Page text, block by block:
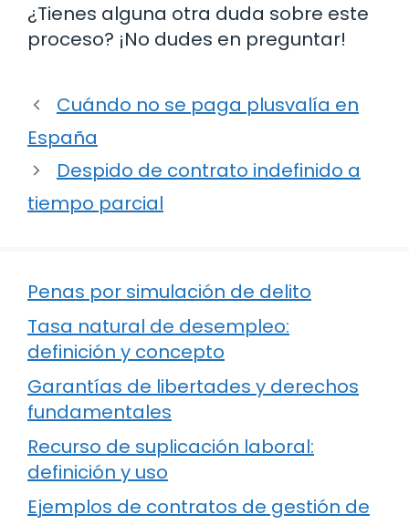
¿Tienes alguna otra duda sobre este
proceso? ¡No dudes en preguntar!
Cuándo no se paga plusvalía en
España
Despido de contrato indefinido a
tiempo parcial
Penas por simulación de delito
Tasa natural de desempleo:
definición y concepto
Garantías de libertades y derechos
fundamentales
Recurso de suplicación laboral:
definición y uso
Ejemplos de contratos de gestión de